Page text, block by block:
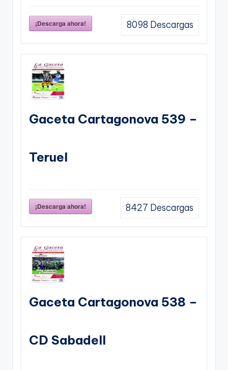
¡Descarga ahora! 8098 Descargas
Gaceta Cartagonova 539 –
Teruel
¡Descarga ahora! 8427 Descargas
Gaceta Cartagonova 538 –
CD Sabadell